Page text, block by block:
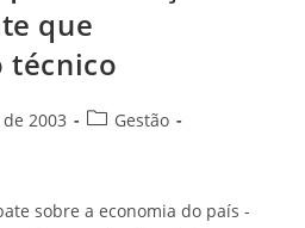
que
técnico
2003
Gestão
sobre a economia do país -